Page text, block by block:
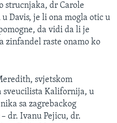
strucnjaka, dr Carole
Davis, je li ona mogla otic u
da vidi da li je
zinfandel raste onamo ko
svjetskom
sveucilista Kalifornija, u
sa zagrebackog
dr. Ivanu Pejicu, dr.